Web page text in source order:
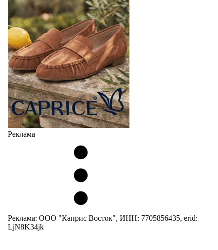
Реклама
Реклама: ООО "Каприс Восток", ИНН: 7705856435, erid:
LjN8K34jk